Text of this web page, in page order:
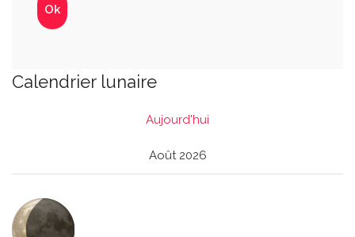
Calendrier lunaire
Aujourd'hui
Août 2026